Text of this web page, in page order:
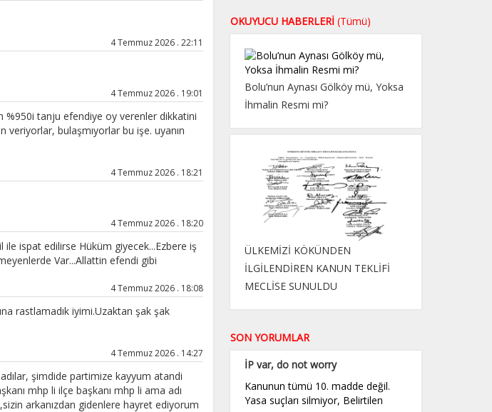
4 Temmuz 2026 . 22:11
4 Temmuz 2026 . 19:01
%950i tanju efendiye oy verenler dikkatini
bulaşmıyorlar bu işe. uyanın
4 Temmuz 2026 . 18:21
4 Temmuz 2026 . 18:20
ispat edilirse Hüküm giyecek...Ezbere iş
Var...Allattin efendi gibi
4 Temmuz 2026 . 18:08
rastlamadık iyimi.Uzaktan şak şak
4 Temmuz 2026 . 14:27
şimdide partimize kayyum atandi
mhp li ilçe başkanı mhp li ama adı
arkanızdan gidenlere hayret ediyorum
OKUYUCU HABERLERİ (Tümü)
Bolu’nun Aynası Gölköy mü, Yoksa
İhmalin Resmi mi?
ÜLKEMİZİ KÖKÜNDEN
İLGİLENDİREN KANUN TEKLİFİ
MECLİSE SUNULDU
SON YORUMLAR
İP var, do not worry
Kanunun tümü 10. madde değil.
Yasa suçları silmiyor, Belirtilen